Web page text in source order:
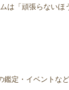
は「頑張らないほ
鑑定・イベントな